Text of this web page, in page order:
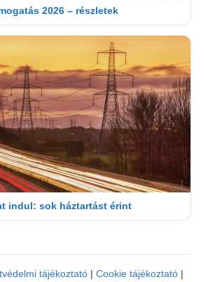
2026 – részletek
indul: sok háztartást érint
tájékoztató| Cookie tájékoztató|